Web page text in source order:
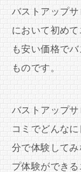
バストアップ
において初め
も安い価格で
ものです。
バストアップ
コミでどんな
分で体験して
プ体験ができる